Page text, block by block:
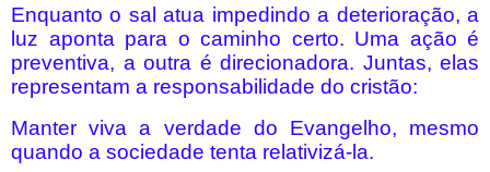
Enquanto o sal atua impedindo a deterioração, a
luz aponta para o caminho certo. Uma ação é
preventiva, a outra é direcionadora. Juntas, elas
representam a responsabilidade do cristão:
Manter viva a verdade do Evangelho, mesmo
quando a sociedade tenta relativizá-la.